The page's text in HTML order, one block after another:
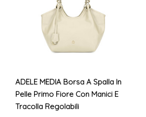
ADELE MEDIA Borsa A Spalla In
Pelle Primo Fiore Con Manici E
Tracolla Regolabili